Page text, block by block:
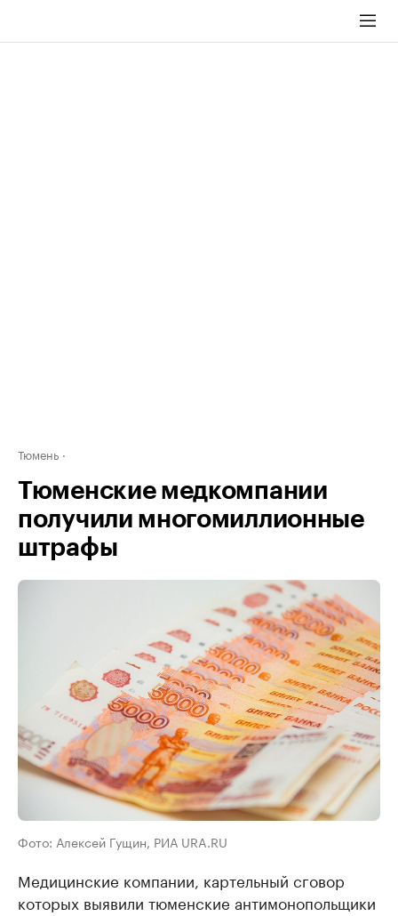
Тюмень
Тюменские медкомпании
получили многомиллионные
штрафы
Фото: Алексей Гущин, РИА URA.RU
Медицинские компании, картельный сговор
которых выявили тюменские антимонопольщики